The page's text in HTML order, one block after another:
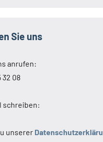
Sie uns
anrufen:
32 08
schreiben:
unserer